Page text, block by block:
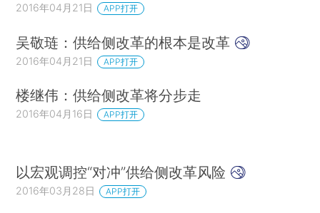
2016年04月21日 APP打开
吴敬琏：供给侧改革的根本是改革
2016年04月21日 APP打开
楼继伟：供给侧改革将分步走
2016年04月16日 APP打开
以宏观调控“对冲”供给侧改革风险
2016年03月28日 APP打开